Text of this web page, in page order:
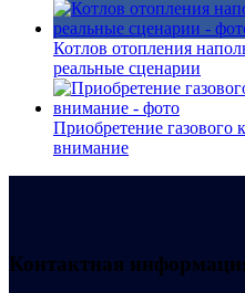
Котлов отопления
реальные сценарии
Приобретение газового
внимание
Контактная